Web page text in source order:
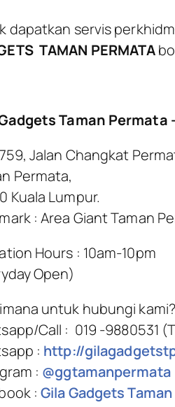
dapatkan servis
TAMAN PERMATA
Taman
Jalan Changkat
Permata,
Kuala Lumpur.
: Area Giant Taman
Hours : 10am-10pm
Open)
untuk hubungi kami?
Call : 019 -9880531
: http://
: @ggtamanpermata
:Gila Gadgets